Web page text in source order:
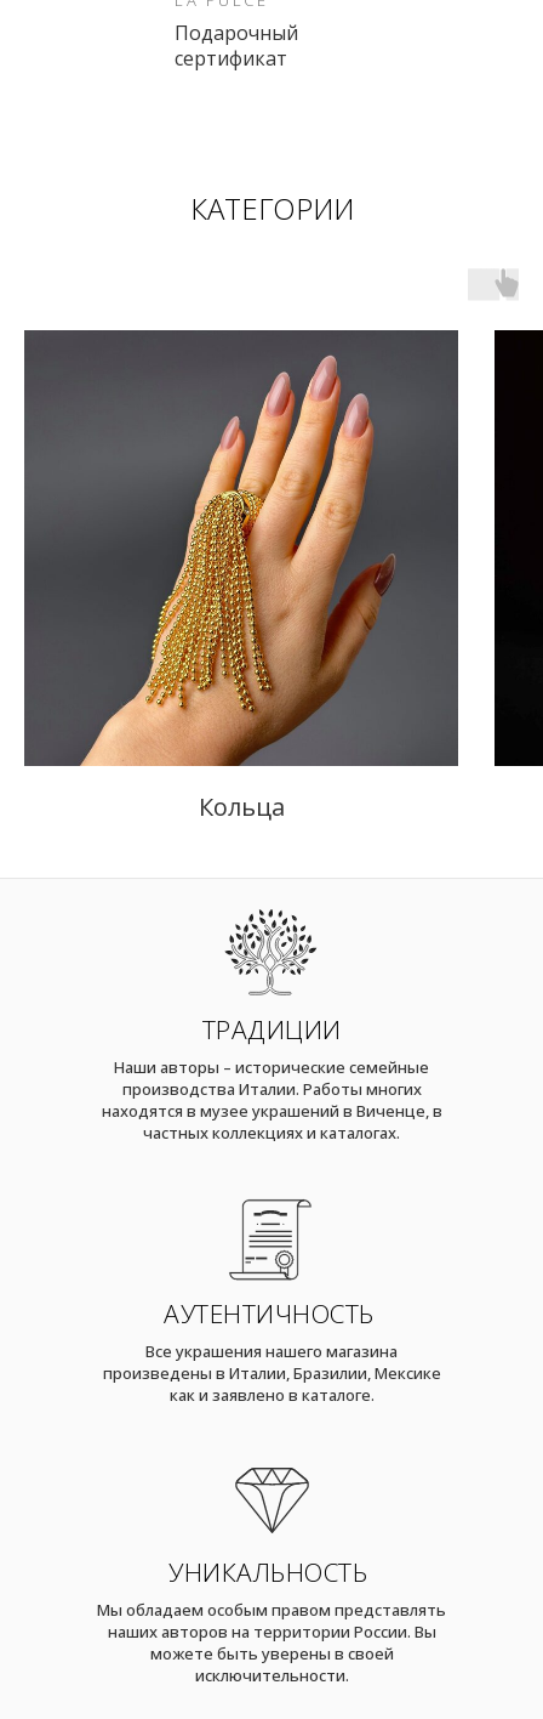
Подарочный
сертификат
КАТЕГОРИИ
Кольца
ТРАДИЦИИ
Наши авторы – исторические семейные
производства Италии. Работы многих
находятся в музее украшений в Виченце, в
частных коллекциях и каталогах.
АУТЕНТИЧНОСТЬ
Все украшения нашего магазина
произведены в Италии, Бразилии, Мексике
как и заявлено в каталоге.
УНИКАЛЬНОСТЬ
Мы обладаем особым правом представлять
наших авторов на территории России. Вы
можете быть уверены в своей
исключительности.